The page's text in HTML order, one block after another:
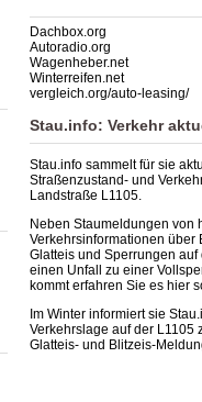
Dachbox.org
Autoradio.org
Wagenheber.net
Winterreifen.net
vergleich.org/auto-leasing/
Stau.info: Verkehr
Stau.info sammelt für sie
Straßenzustand- und
Landstraße L1105.
Neben Staumeldungen von
Verkehrsinformationen über
Glatteis und Sperrungen
einen Unfall zu einer
kommt erfahren Sie es hier
Im Winter informiert sie
Verkehrslage auf der L1105
Glatteis- und Blitzeis-